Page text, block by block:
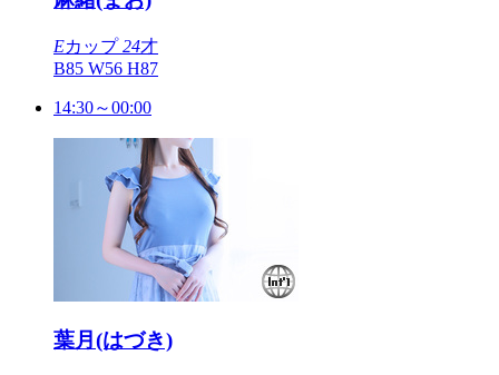
Eカップ24才
B85 W56 H87
14:30～00:00
葉月(はづき)